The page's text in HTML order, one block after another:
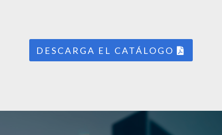
DESCARGA EL CATÁLOGO